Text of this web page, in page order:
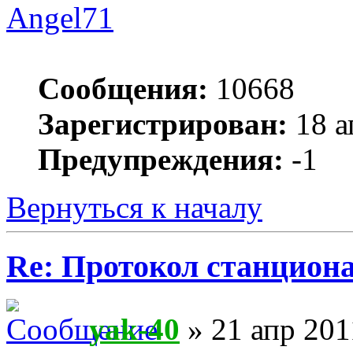
Angel71
Сообщения: 10668
Зарегистрирован: 18
Предупреждения: -1
Вернуться к началу
Re: Протокол
yak-40 » 21 апр